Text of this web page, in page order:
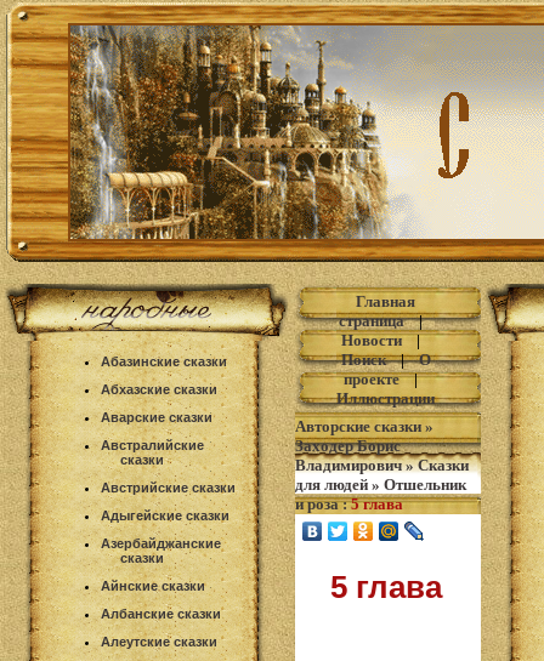
Абазинские сказки
Абхазские сказки
Аварские сказки
Австралийские
сказки
Австрийские сказки
Адыгейские сказки
Азербайджанские
сказки
Айнские сказки
Албанские сказки
Алеутские сказки
Главная
страница|
Новости|
Поиск|О
проекте|
Иллюстрации
Авторские сказки »
Заходер Борис
Владимирович»Сказки
для людей » Отшельник
и роза: 5 глава
5 глава